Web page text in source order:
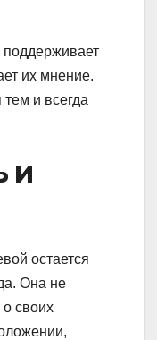
поддерживает
их мнение.
и всегда
и
остается
Она не
о своих